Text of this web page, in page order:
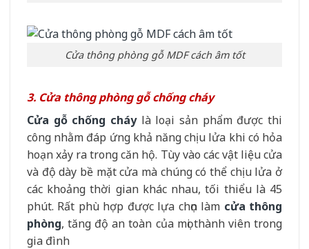
Cửa thông phòng gỗ MDF cách âm tốt
3. Cửa thông phòng gỗ chống cháy
Cửa gỗ chống cháylà loại sản phẩm được thi
công nhằm đáp ứng khả năng chịu lửa khi có hỏa
hoạn xảy ra trong căn hộ. Tùy vào các vật liệu cửa
và độ dày bề mặt cửa mà chúng có thể chịu lửa ở
các khoảng thời gian khác nhau, tối thiểu là 45
phút. Rất phù hợp được lựa chọn làm cửa thông
phòng, tăng độ an toàn của mọi thành viên trong
gia đình